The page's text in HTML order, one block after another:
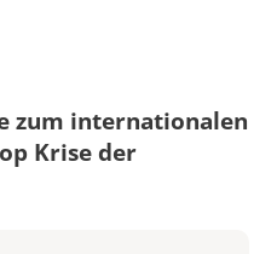
zum internationalen
Krise der